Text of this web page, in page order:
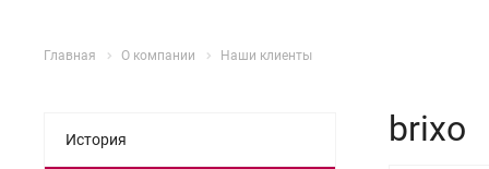
Главная О компании Наши клиенты
brixo
История